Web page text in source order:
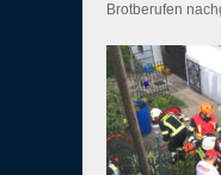
Brotberufen